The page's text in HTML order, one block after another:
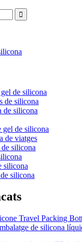
de silicona
de silicona
de silicona
gel de silicona
de viatges
silicona
silicona
silicona
de silicona